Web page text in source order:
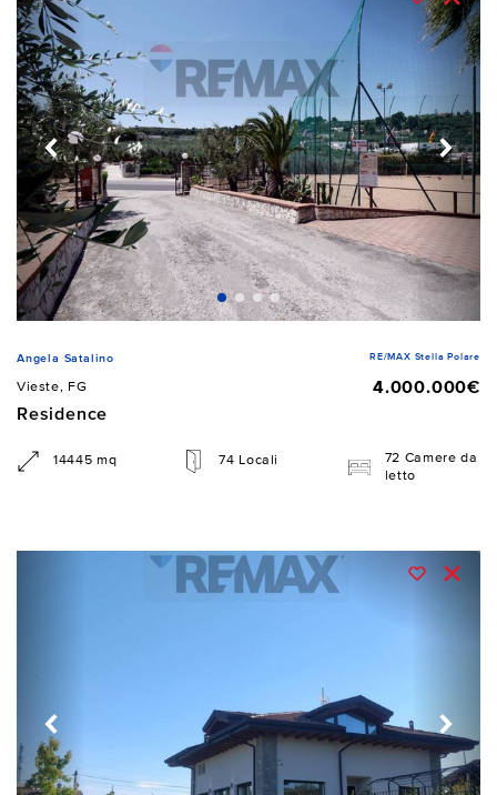
Angela Satalino RE/MAX Stella Polare
Vieste, FG
4.000.000€
Residence
14445 mq 74 Locali
72 Camere da
letto